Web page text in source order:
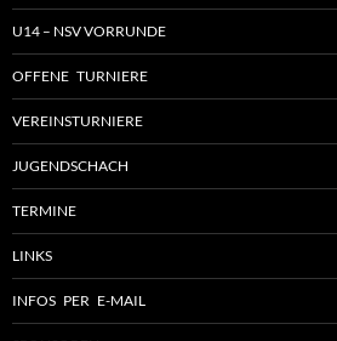
U14 – NSV VORRUNDE
OFFENE TURNIERE
VEREINSTURNIERE
JUGENDSCHACH
TERMINE
LINKS
INFOS PER E-MAIL